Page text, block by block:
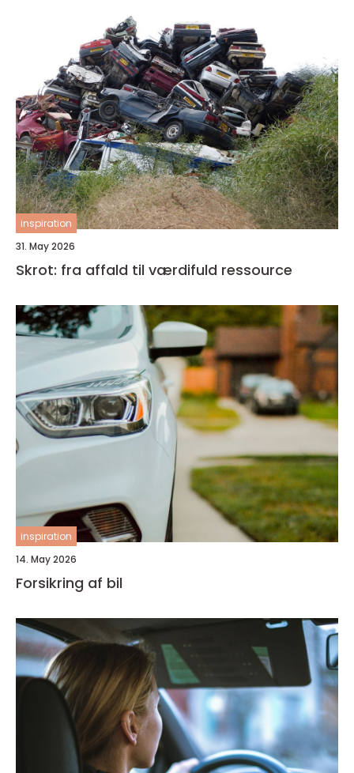
inspiration
31. May 2026
Skrot: fra affald til værdifuld ressource
inspiration
14. May 2026
Forsikring af bil